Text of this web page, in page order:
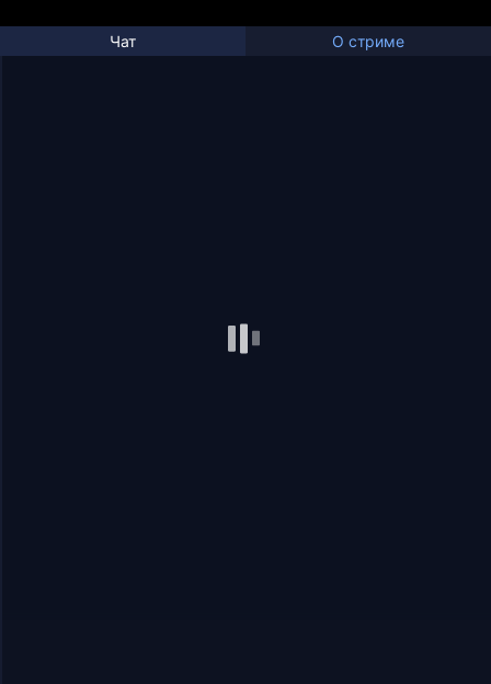
Чат О стриме